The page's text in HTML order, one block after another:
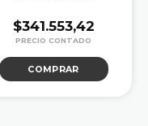
$341.553,42
COMPRAR